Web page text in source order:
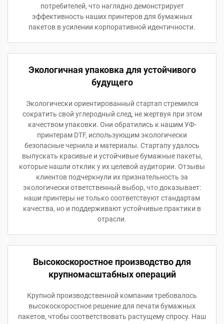
потребителей, что наглядно демонстрирует
эффективность наших принтеров для бумажных
пакетов в усилении корпоративной идентичности.
Экологичная упаковка для устойчивого
будущего
Экологически ориентированный стартап стремился
сократить свой углеродный след, не жертвуя при этом
качеством упаковки. Они обратились к нашим УФ-
принтерам DTF, использующим экологически
безопасные чернила и материалы. Стартапу удалось
выпускать красивые и устойчивые бумажные пакеты,
которые нашли отклик у их целевой аудитории. Отзывы
клиентов подчеркнули их признательность за
экологически ответственный выбор, что доказывает:
наши принтеры не только соответствуют стандартам
качества, но и поддерживают устойчивые практики в
отрасли.
Высокоскоростное производство для
крупномасштабных операций
Крупной производственной компании требовалось
высокоскоростное решение для печати бумажных
пакетов, чтобы соответствовать растущему спросу. Наш